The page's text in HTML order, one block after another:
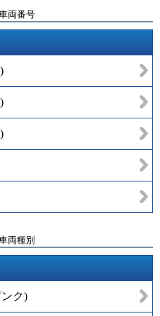
両番号
)
)
)
両種別
ク)